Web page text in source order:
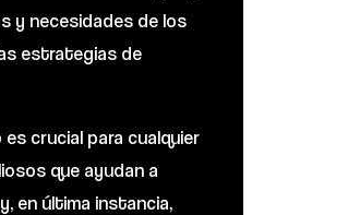
y necesidades de los
estrategias de
crucial para cualquier
que ayudan a
en última instancia,